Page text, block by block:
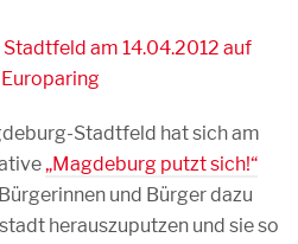
Stadtfeld hat sich am
„Magdeburg putzt sich!“
und Bürger dazu
herauszuputzen und sie so